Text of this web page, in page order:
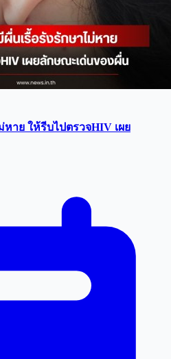
าย ให้รีบไปตรวจHIV เผย